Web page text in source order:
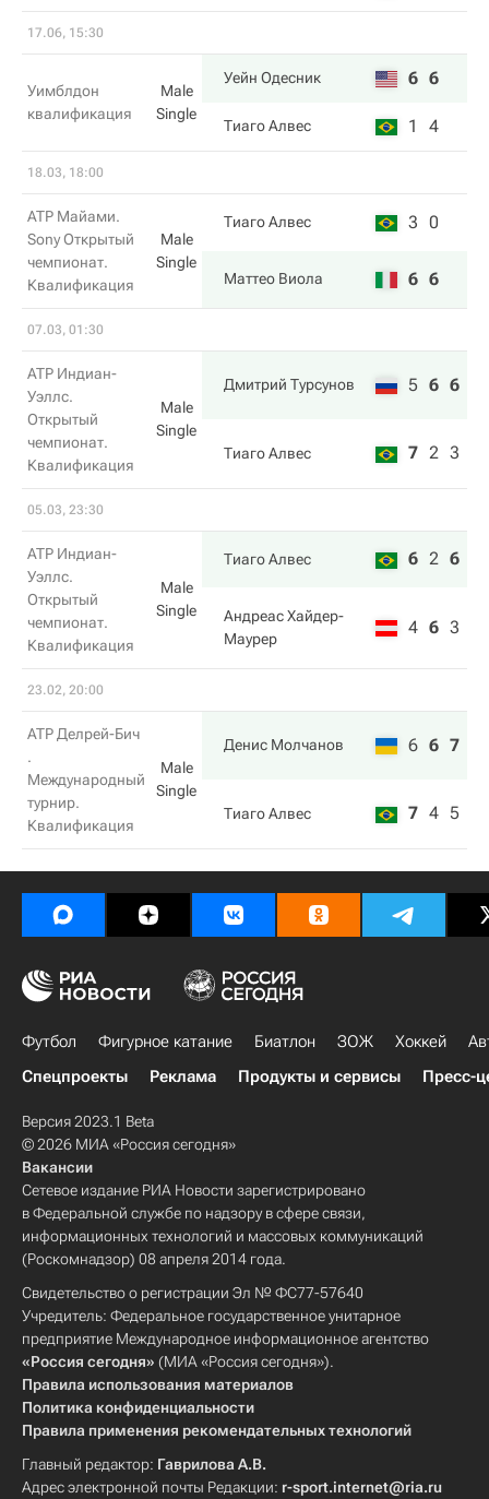
17.06, 15:30
Уимблдон
квалификация
Male
Single
Уейн Одесник 6 6
Тиаго Алвес 1 4
18.03, 18:00
ATP Майами.
Sony Открытый
чемпионат.
Квалификация
Male
Single
Тиаго Алвес 3 0
Маттео Виола 6 6
07.03, 01:30
ATP Индиан-
Уэллс.
Открытый
чемпионат.
Квалификация
Male
Single
Дмитрий Турсунов 5 6 6
Тиаго Алвес 7 2 3
05.03, 23:30
ATP Индиан-
Уэллс.
Открытый
чемпионат.
Квалификация
Male
Single
Тиаго Алвес 6 2 6
Андреас Хайдер-
Маурер
4 6 3
23.02, 20:00
ATP Делрей-Бич
.
Международный
турнир.
Квалификация
Male
Single
Денис Молчанов 6 6 7
Тиаго Алвес 7 4 5
Футбол Фигурное катание Биатлон ЗОЖ Хоккей
Спецпроекты
Реклама Продукты и сервисы Пресс-
Версия 2023.1 Beta
© 2026 МИА «Россия сегодня»
Вакансии
Сетевое издание РИА Новости зарегистрировано
в Федеральной службе по надзору в сфере связи,
информационных технологий и массовых коммуникаций
(Роскомнадзор) 08 апреля 2014 года.
Свидетельство о регистрации Эл № ФС77-57640
Учредитель: Федеральное государственное унитарное
предприятие Международное информационное агентство
«Россия сегодня» (МИА «Россия сегодня»).
Правила использования материалов
Политика конфиденциальности
Правила применения рекомендательных технологий
Главный редактор: Гаврилова А.В.
Адрес электронной почты Редакции: r-sport.internet@ria.ru